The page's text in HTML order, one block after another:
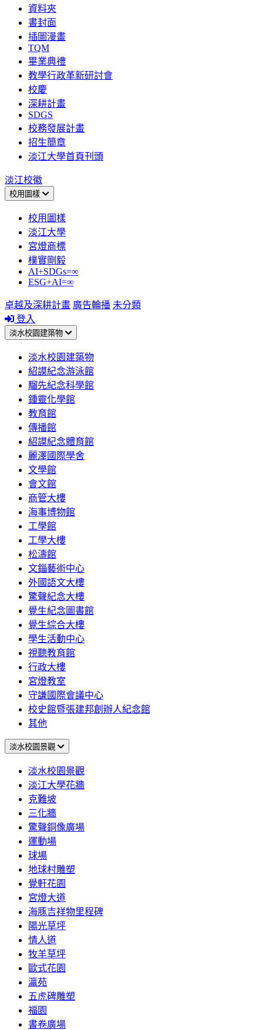
資料夾
書封面
插圖漫畫
TQM
畢業典禮
教學行政革新研討會
校慶
深耕計畫
SDGS
校務發展計畫
招生簡章
淡江大學首頁刊頭
淡江校徽
校用圖樣
校用圖樣
淡江大學
宮燈商標
樸實剛毅
AI+SDGs=∞
ESG+AI=∞
卓越及深耕計畫 廣告輪播 未分類
登入
淡水校園建築物
淡水校園建築物
紹謨紀念游泳館
騮先紀念科學館
鍾靈化學館
教育館
傳播館
紹謨紀念體育館
麗澤國際學舍
文學館
會文館
商管大樓
海事博物館
工學館
工學大樓
松濤館
文錙藝術中心
外國語文大樓
驚聲紀念大樓
覺生紀念圖書館
覺生綜合大樓
學生活動中心
視聽教育館
行政大樓
宮燈教室
守謙國際會議中心
校史館暨張建邦創辦人紀念館
其他
淡水校園景觀
淡水校園景觀
淡江大學花牆
克難坡
三化牆
驚聲銅像廣場
運動場
球場
地球村雕塑
覺軒花園
宮燈大道
海豚吉祥物里程碑
陽光草坪
情人道
牧羊草坪
歐式花園
瀛苑
五虎碑雕塑
福園
書卷廣場